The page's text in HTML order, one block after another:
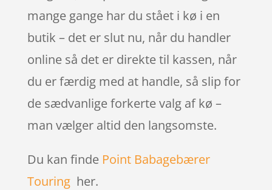
mange gange har du stået i kø i en
butik – det er slut nu, når du handler
online så det er direkte til kassen, når
du er færdig med at handle, så slip for
de sædvanlige forkerte valg af kø –
man vælger altid den langsomste.
Du kan finde Point Babagebærer
Touringher.